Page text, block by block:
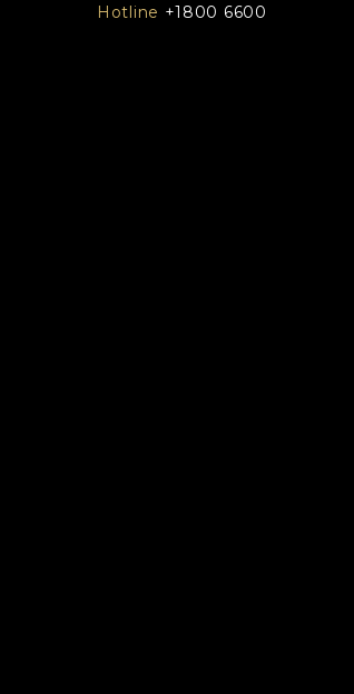
Hotline +1800 6600